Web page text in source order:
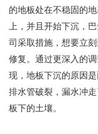
的地板处在不稳固的
上，并且开始下沉，
司采取措施，想要立
修复。通过更深入的
现，地板下沉的原因
排水管破裂，漏水冲
板下的土壤。